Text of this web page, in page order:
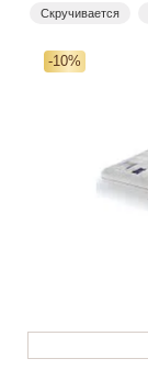
Скручивается
-10%